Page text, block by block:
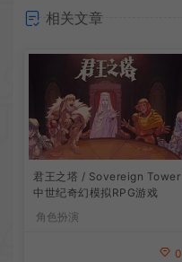
相关文章
君王之塔 / Sovereign Tower
中世纪奇幻模拟RPG游戏
角色扮演
0